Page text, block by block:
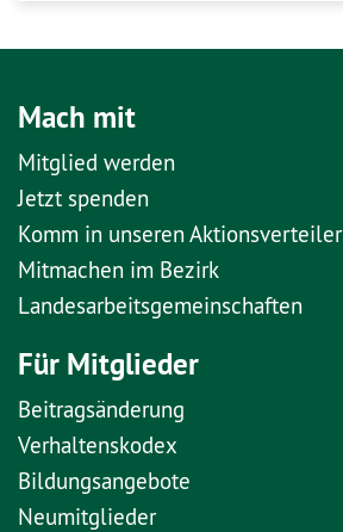
Mach mit
Mitglied werden
Jetzt spenden
Komm in unseren Aktionsverteiler
Mitmachen im Bezirk
Landesarbeitsgemeinschaften
Für Mitglieder
Beitragsänderung
Verhaltenskodex
Bildungsangebote
Neumitglieder